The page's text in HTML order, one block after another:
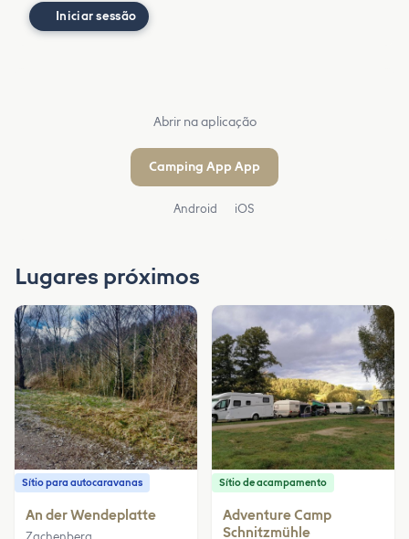
Iniciar sessão
Abrir na aplicação
Camping App App
Android iOS
Lugares próximos
Sítio para autocaravanas
An der Wendeplatte
Zachenberg
Sítio de acampamento
Adventure Camp
Schnitzmühle